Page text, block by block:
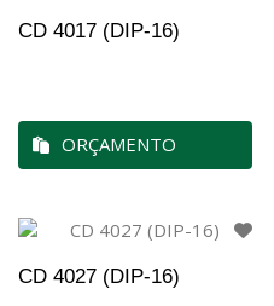
CD 4017 (DIP-16)
ORÇAMENTO
CD 4027 (DIP-16)